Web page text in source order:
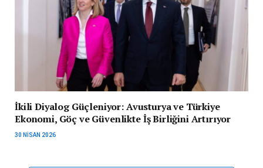
İkili Diyalog Güçleniyor: Avusturya ve Türkiye
Ekonomi, Göç ve Güvenlikte İş Birliğini Artırıyor
30 NISAN 2026